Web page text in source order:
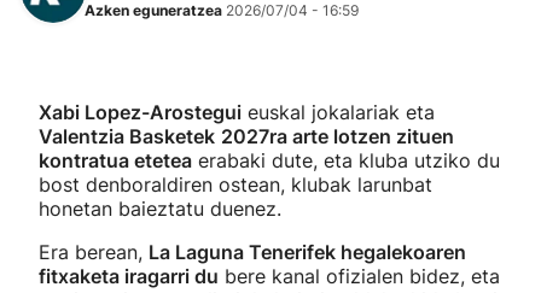
Azken eguneratzea 2026/07/04 - 16:59
Xabi Lopez-Arostegui euskal jokalariak eta
Valentzia Basketek 2027ra arte lotzen zituen
kontratua etetea erabaki dute, eta kluba utziko du
bost denboraldiren ostean, klubak larunbat
honetan baieztatu duenez.
Era berean, La Laguna Tenerifek hegalekoaren
fitxaketa iragarri du bere kanal ofizialen bidez, eta